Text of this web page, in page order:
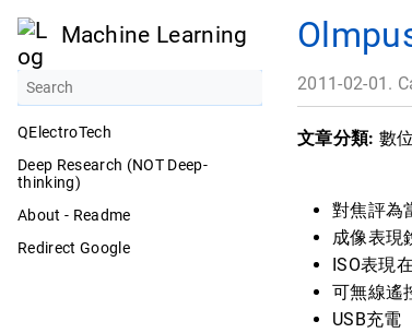
Machine Learning
QElectroTech
Deep Research (NOT Deep-
thinking)
About - Readme
Redirect Google
2011-02-01.
文章分類: 數
對焦評為
成像表現
ISO表現
可無線遙
USB充電